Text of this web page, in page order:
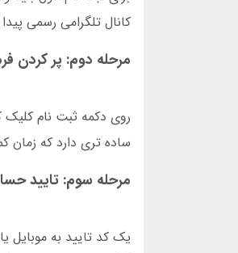
کانال تلگرامی رسمی
مرحله دوم: پر کردن
ساده تری دارد که زمان
مرحله سوم: تایید
یک کد تایید به موبایل